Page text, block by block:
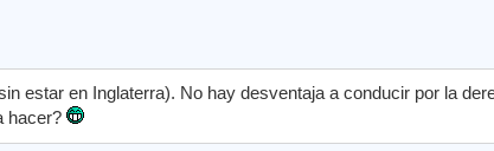
estar en Inglaterra). No hay desventaja a conducir por la
hacer?